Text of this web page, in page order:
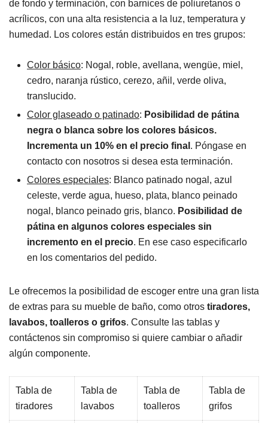
de fondo y terminación, con barnices de poliuretanos o
acrílicos, con una alta resistencia a la luz, temperatura y
humedad. Los colores están distribuidos en tres grupos:
Color básico: Nogal, roble, avellana, wengüe, miel,
cedro, naranja rústico, cerezo, añil, verde oliva,
translucido.
Color glaseado o patinado: Posibilidad de pátina
negra o blanca sobre los colores básicos.
Incrementa un 10% en el precio final . Póngase en
contacto con nosotros si desea esta terminación.
Colores especiales: Blanco patinado nogal, azul
celeste, verde agua, hueso, plata, blanco peinado
nogal, blanco peinado gris, blanco. Posibilidad de
pátina en algunos colores especiales sin
incremento en el precio. En ese caso especificarlo
en los comentarios del pedido.
Le ofrecemos la posibilidad de escoger entre una gran lista
de extras para su mueble de baño, como otros tiradores,
lavabos, toalleros o grifos. Consulte las tablas y
contáctenos sin compromiso si quiere cambiar o añadir
algún componente.
Tabla de
tiradores
Tabla de
lavabos
Tabla de
toalleros
Tabla de
grifos